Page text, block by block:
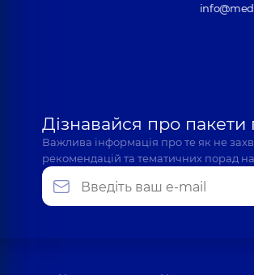
Дізнавайся про
Важлива інформація про те як не
рекомендацій та тематичних порад